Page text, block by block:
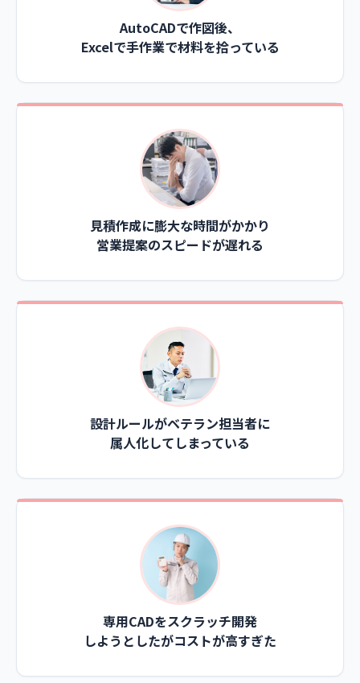
AutoCADで作図後、
Excelで手作業で材料を拾っている
見積作成に膨大な時間がかかり
営業提案のスピードが遅れる
設計ルールがベテラン担当者に
属人化してしまっている
専用CADをスクラッチ開発
しようとしたがコストが高すぎた